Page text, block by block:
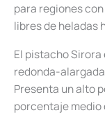
para regiones
libres de heladas
El pistacho Sirora
redonda-
Presenta un alto
porcentaje medio